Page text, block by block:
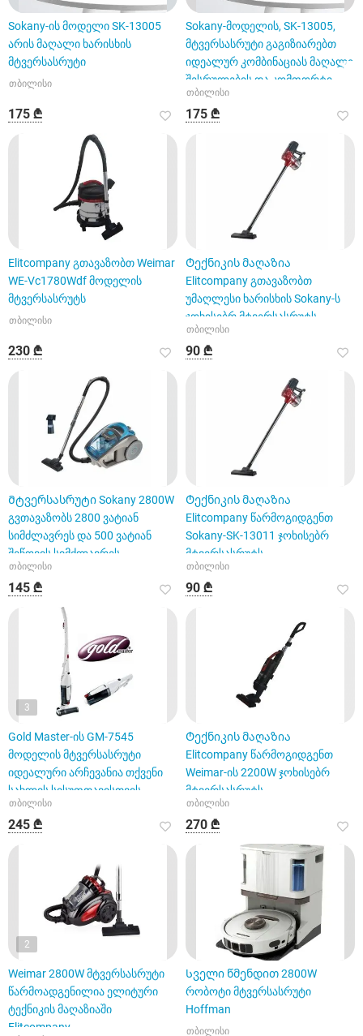
Sokany-ის მოდელი SK-13005
არის მაღალი ხარისხის
მტვერსასრუტი
თბილისი
175 ₾
Sokany-მოდელის, SK-13005,
მტვერსასრუტი გაგიზიარებთ
იდეალურ კომბინაციას მაღალი
შესრულების და კომფორტი
თბილისი
175 ₾
Elitcompany გთავაზობთ Weimar
WE-Vc1780Wdf მოდელის
მტვერსასრუტს
თბილისი
230 ₾
Ტექნიკის მაღაზია
Elitcompany გთავაზობთ
უმაღლესი ხარისხის Sokany-ს
ჯოხისებრ მტვერსასრუტს
თბილისი
90 ₾
Მტვერსასრუტი Sokany 2800W
გვთავაზობს 2800 ვატიან
სიმძლავრეს და 500 ვატიან
შეწოვის სიმძლავრეს.
თბილისი
145 ₾
Ტექნიკის მაღაზია
Elitcompany წარმოგიდგენთ
Sokany-SK-13011 ჯოხისებრ
მტვერსასრუტს
თბილისი
90 ₾
3
Gold Master-ის GM-7545
მოდელის მტვერსასრუტი
იდეალური არჩევანია თქვენი
სახლის სისუფთავისთვის
თბილისი
245 ₾
Ტექნიკის მაღაზია
Elitcompany წარმოგიდგენთ
Weimar-ის 2200W ჯოხისებრ
მტვერსასრუტს.
თბილისი
270 ₾
2
Weimar 2800W მტვერსასრუტი
წარმოადგენილია ელიტური
ტექნიკის მაღაზიაში
Elitcompany.
Სველი წმენდით 2800W
რობოტი მტვერსასრუტი
Hoffman
თბილისი